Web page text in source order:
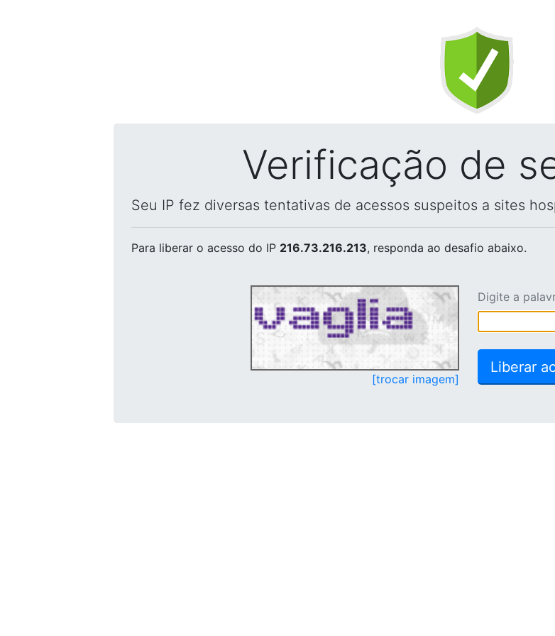
Verificação de
Seu IP fez diversas tentativas de acessos suspeitos a sites
Para liberar o acesso do IP 216.73.216.213, responda ao desafio abaixo.
[trocar imagem]
Digite a